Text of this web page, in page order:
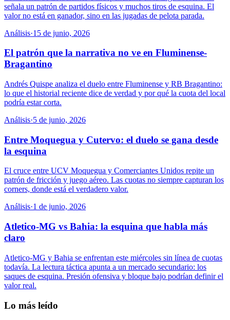
señala un patrón de partidos físicos y muchos tiros de esquina. El
valor no está en ganador, sino en las jugadas de pelota parada.
Análisis·15 de junio, 2026
El patrón que la narrativa no ve en Fluminense-
Bragantino
Andrés Quispe analiza el duelo entre Fluminense y RB Bragantino:
lo que el historial reciente dice de verdad y por qué la cuota del local
podría estar corta.
Análisis·5 de junio, 2026
Entre Moquegua y Cutervo: el duelo se gana desde
la esquina
El cruce entre UCV Moquegua y Comerciantes Unidos repite un
patrón de fricción y juego aéreo. Las cuotas no siempre capturan los
corners, donde está el verdadero valor.
Análisis·1 de junio, 2026
Atletico-MG vs Bahia: la esquina que habla más
claro
Atletico-MG y Bahia se enfrentan este miércoles sin línea de cuotas
todavía. La lectura táctica apunta a un mercado secundario: los
saques de esquina. Presión ofensiva y bloque bajo podrían definir el
valor real.
Lo más leído